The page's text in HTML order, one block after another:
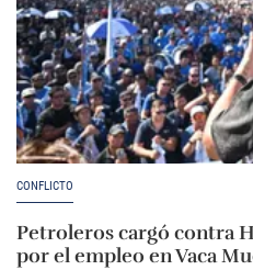
CONFLICTO
Petroleros cargó contra
por el empleo en Vaca